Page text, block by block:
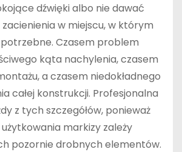
dźwięki albo nie dawać
w miejscu, w którym
Czasem problem
kąta nachylenia, czasem
a czasem niedokładnego
całej konstrukcji. Profesjonalna
z tych szczegółów, ponieważ
markizy zależy
pozornie drobnych elementów.